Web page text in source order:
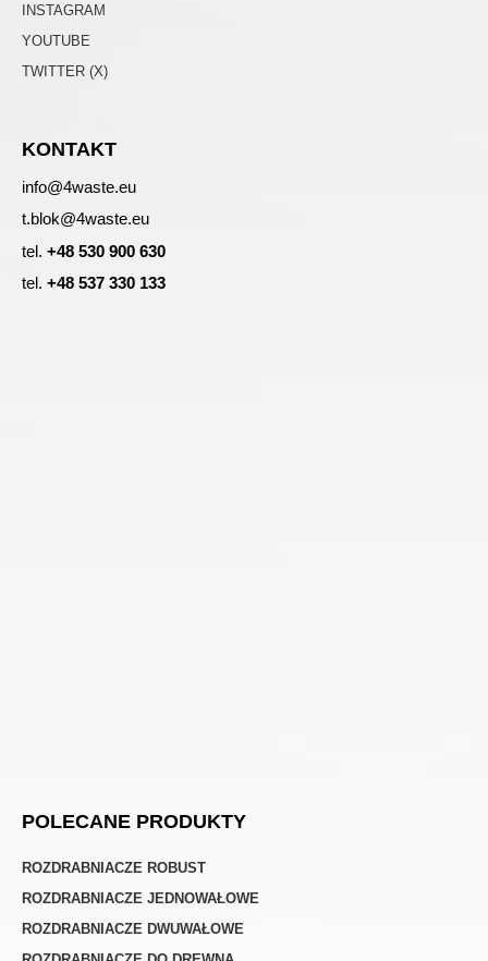
INSTAGRAM
YOUTUBE
TWITTER (X)
KONTAKT
info@4waste.eu
t.blok@4waste.eu
tel. +48 530 900 630
tel. +48 537 330 133
POLECANE PRODUKTY
ROZDRABNIACZE ROBUST
ROZDRABNIACZE JEDNOWAŁOWE
ROZDRABNIACZE DWUWAŁOWE